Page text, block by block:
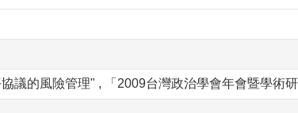
議的風險管理" , 「2009台灣政治學會年會暨學術